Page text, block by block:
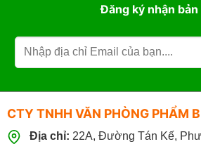
Đăng ký nhận bản
CTY TNHH VĂN PHÒNG PHẨM
Địa chỉ: 22A, Đường Tán Kế,